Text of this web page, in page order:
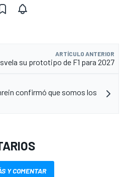
ARTÍCULO ANTERIOR
su prototipo de F1 para 2027
confirmó que somos los
Y COMENTAR